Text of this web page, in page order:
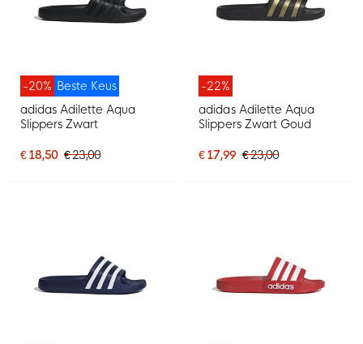
Beste Keus
-20%
adidas Adilette Aqua
Slippers Zwart
€ 18,50 € 23,00
-22%
adidas Adilette Aqua
Slippers Zwart Goud
€ 17,99 € 23,00